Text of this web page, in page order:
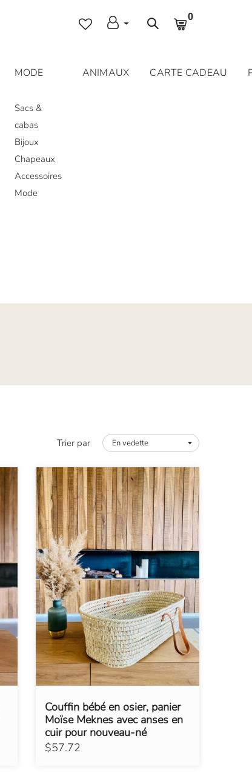
0
MODE
Sacs &
cabas
Bijoux
Chapeaux
Accessoires
Mode
ANIMAUX CARTE CADEAU
Trier par
$57.72
Couffin bébé en osier, panier
Moïse Meknes avec anses en
cuir pour nouveau-né